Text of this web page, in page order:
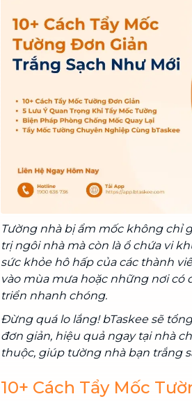
dẹp nơi đi nơi đến
Vệ sinh công nghiệp NEW
Vệ sinh chuyên nghiệp cho văn
Tường nhà bị ẩm mốc không chỉ
trị ngôi nhà mà còn là ổ chứa vi
sức khỏe hô hấp của các thành
vào mùa mưa hoặc những nơi có
triển nhanh chóng.
Đừng quá lo lắng! bTaskee sẽ
đơn giản, hiệu quả ngay tại nhà
thuộc, giúp tường nhà bạn trắng
10+ Cách Tẩy Mốc